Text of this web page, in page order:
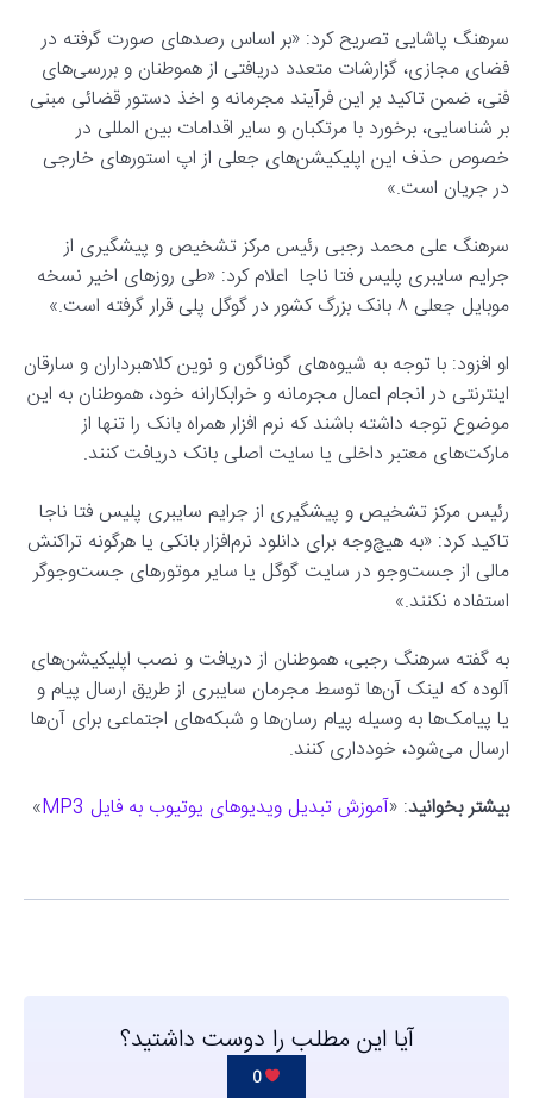
سرهنگ پاشایی تصریح کرد: «بر اساس رصد‌های صورت گرفته در
فضای مجازی، گزارشات متعدد دریافتی از هموطنان و بررسی‌های
فنی، ضمن تاکید بر این فرآیند مجرمانه و اخذ دستور قضائی مبنی
بر شناسایی، برخورد با مرتکبان و سایر اقدامات بین المللی در
خصوص حذف این اپلیکیشن‌های جعلی از اپ استور‌های خارجی
در جریان است.»
سرهنگ علی محمد رجبی رئیس مرکز تشخیص و پیشگیری از
جرایم سایبری پلیس فتا ناجا اعلام کرد: «طی روز‌های اخیر نسخه
موبایل جعلی ۸ بانک بزرگ کشور در گوگل پلی قرار گرفته است.»
او افزود: با توجه به شیوه‌های گوناگون و نوین کلاهبرداران و سارقان
اینترنتی در انجام اعمال مجرمانه و خرابکارانه خود، هموطنان به این
موضوع توجه داشته باشند که نرم افزار همراه بانک را تنها از
مارکت‌های معتبر داخلی یا سایت اصلی بانک دریافت کنند.
رئیس مرکز تشخیص و پیشگیری از جرایم سایبری پلیس فتا ناجا
تاکید کرد: «به هیچ‌وجه برای دانلود نرم‌افزار بانکی یا هرگونه تراکنش
مالی از جست‌وجو در سایت گوگل یا سایر موتور‌های جست‌وجوگر
استفاده نکنند.»
به گفته سرهنگ رجبی، هموطنان از دریافت و نصب اپلیکیشن‌های
آلوده که لینک آن‌ها توسط مجرمان سایبری از طریق ارسال پیام و
یا پیامک‌ها به وسیله پیام رسان‌ها و شبکه‌های اجتماعی برای آن‌ها
ارسال می‌شود، خودداری کنند.
بیشتر بخوانید: «آموزش تبدیل ویدیوهای یوتیوب به فایل MP3 »
آیا این مطلب را دوست داشتید؟
0